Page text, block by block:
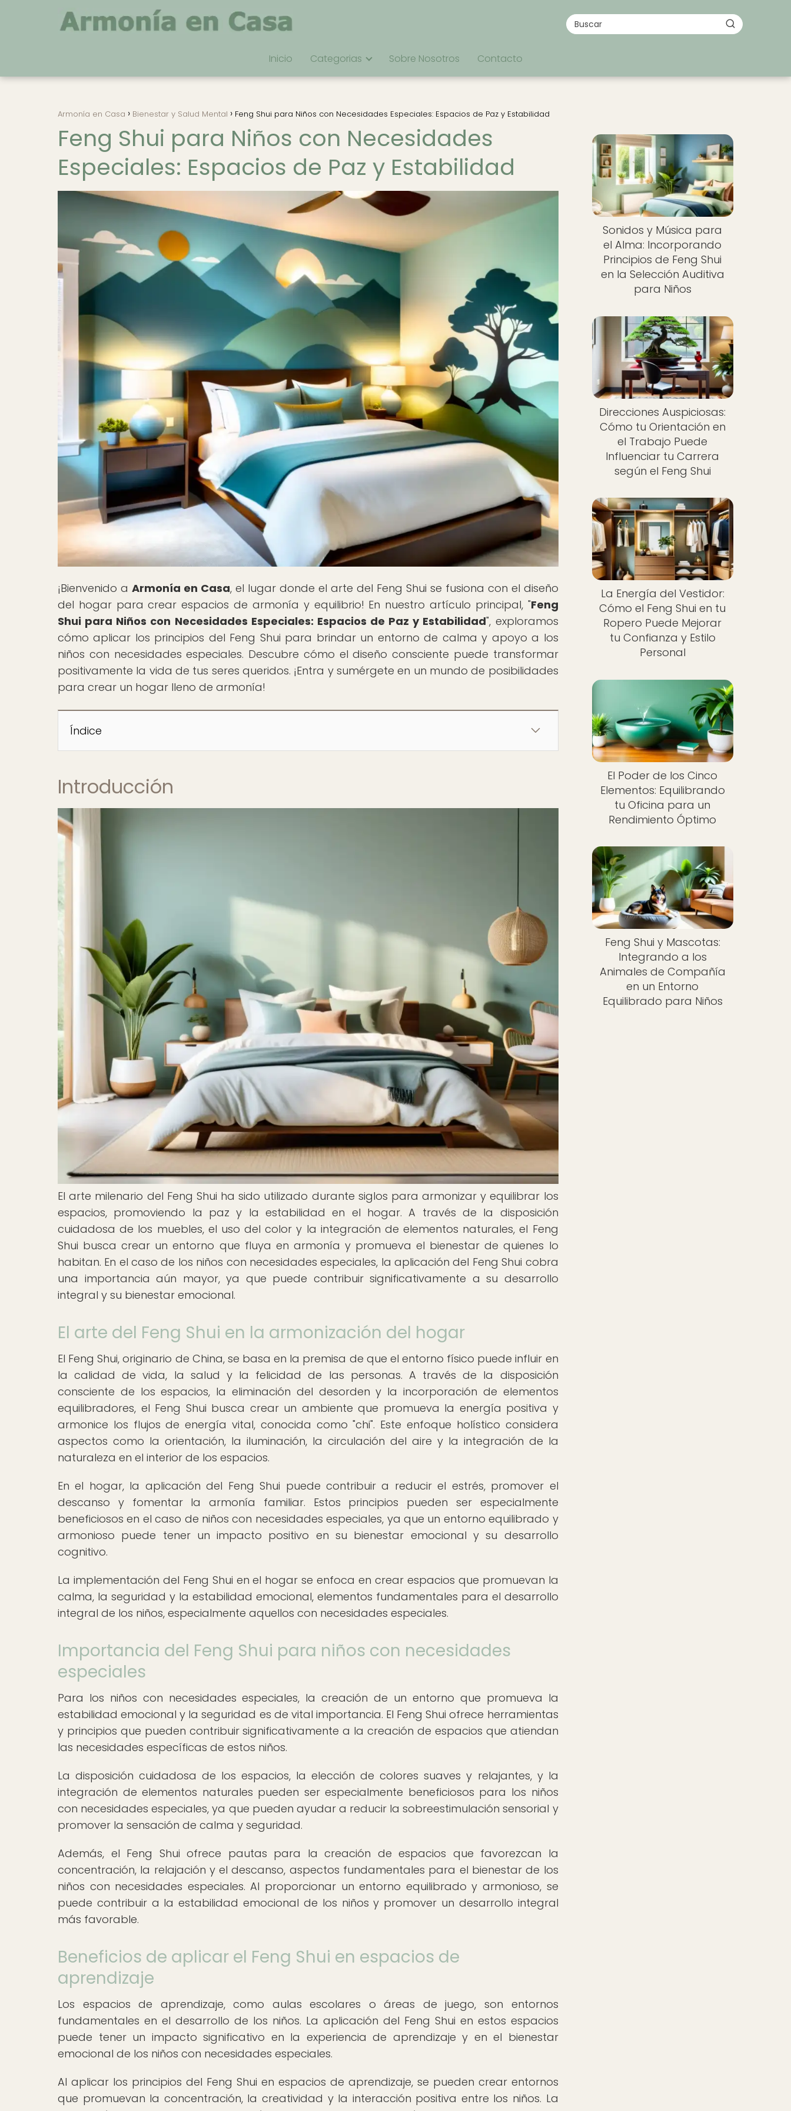
Inicio Categorias Sobre Nosotros Contacto
Armonía en Casa Bienestar y Salud Mental Feng Shui para Niños con Necesidades Especiales: Espacios de Paz y Estabilidad
Feng Shui para Niños con Necesidades
Especiales: Espacios de Paz y Estabilidad
¡Bienvenido a Armonía en Casa, el lugar donde el arte del Feng Shui se fusiona con el diseño
del hogar para crear espacios de armonía y equilibrio! En nuestro artículo principal, "Feng
Shui para Niños con Necesidades Especiales: Espacios de Paz y Estabilidad", exploramos
cómo aplicar los principios del Feng Shui para brindar un entorno de calma y apoyo a los
niños con necesidades especiales. Descubre cómo el diseño consciente puede transformar
positivamente la vida de tus seres queridos. ¡Entra y sumérgete en un mundo de posibilidades
para crear un hogar lleno de armonía!
Índice
Introducción
El arte milenario del Feng Shui ha sido utilizado durante siglos para armonizar y equilibrar los
espacios, promoviendo la paz y la estabilidad en el hogar. A través de la disposición
cuidadosa de los muebles, el uso del color y la integración de elementos naturales, el Feng
Shui busca crear un entorno que fluya en armonía y promueva el bienestar de quienes lo
habitan. En el caso de los niños con necesidades especiales, la aplicación del Feng Shui cobra
una importancia aún mayor, ya que puede contribuir significativamente a su desarrollo
integral y su bienestar emocional.
El arte del Feng Shui en la armonización del hogar
El Feng Shui, originario de China, se basa en la premisa de que el entorno físico puede influir en
la calidad de vida, la salud y la felicidad de las personas. A través de la disposición
consciente de los espacios, la eliminación del desorden y la incorporación de elementos
equilibradores, el Feng Shui busca crear un ambiente que promueva la energía positiva y
armonice los flujos de energía vital, conocida como "chi". Este enfoque holístico considera
aspectos como la orientación, la iluminación, la circulación del aire y la integración de la
naturaleza en el interior de los espacios.
En el hogar, la aplicación del Feng Shui puede contribuir a reducir el estrés, promover el
descanso y fomentar la armonía familiar. Estos principios pueden ser especialmente
beneficiosos en el caso de niños con necesidades especiales, ya que un entorno equilibrado y
armonioso puede tener un impacto positivo en su bienestar emocional y su desarrollo
cognitivo.
La implementación del Feng Shui en el hogar se enfoca en crear espacios que promuevan la
calma, la seguridad y la estabilidad emocional, elementos fundamentales para el desarrollo
integral de los niños, especialmente aquellos con necesidades especiales.
Importancia del Feng Shui para niños con necesidades
especiales
Para los niños con necesidades especiales, la creación de un entorno que promueva la
estabilidad emocional y la seguridad es de vital importancia. El Feng Shui ofrece herramientas
y principios que pueden contribuir significativamente a la creación de espacios que atiendan
las necesidades específicas de estos niños.
La disposición cuidadosa de los espacios, la elección de colores suaves y relajantes, y la
integración de elementos naturales pueden ser especialmente beneficiosos para los niños
con necesidades especiales, ya que pueden ayudar a reducir la sobreestimulación sensorial y
promover la sensación de calma y seguridad.
Además, el Feng Shui ofrece pautas para la creación de espacios que favorezcan la
concentración, la relajación y el descanso, aspectos fundamentales para el bienestar de los
niños con necesidades especiales. Al proporcionar un entorno equilibrado y armonioso, se
puede contribuir a la estabilidad emocional de los niños y promover un desarrollo integral
más favorable.
Beneficios de aplicar el Feng Shui en espacios de
aprendizaje
Los espacios de aprendizaje, como aulas escolares o áreas de juego, son entornos
fundamentales en el desarrollo de los niños. La aplicación del Feng Shui en estos espacios
puede tener un impacto significativo en la experiencia de aprendizaje y en el bienestar
emocional de los niños con necesidades especiales.
Al aplicar los principios del Feng Shui en espacios de aprendizaje, se pueden crear entornos
que promuevan la concentración, la creatividad y la interacción positiva entre los niños. La
Sonidos y Música para
el Alma: Incorporando
Principios de Feng Shui
en la Selección Auditiva
para Niños
Direcciones Auspiciosas:
Cómo tu Orientación en
el Trabajo Puede
Influenciar tu Carrera
según el Feng Shui
La Energía del Vestidor:
Cómo el Feng Shui en tu
Ropero Puede Mejorar
tu Confianza y Estilo
Personal
El Poder de los Cinco
Elementos: Equilibrando
tu Oficina para un
Rendimiento Óptimo
Feng Shui y Mascotas:
Integrando a los
Animales de Compañía
en un Entorno
Equilibrado para Niños